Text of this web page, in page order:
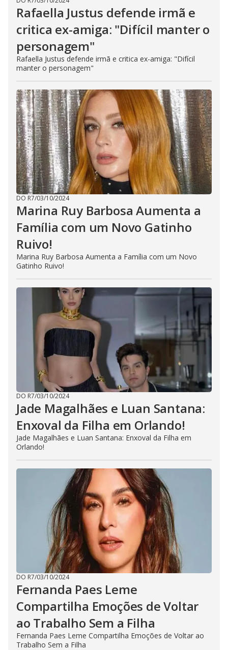
Rafaella Justus defende irmã e
critica ex-amiga: "Difícil manter o
personagem"
Rafaella Justus defende irmã e critica ex-amiga: "Difícil
manter o personagem"
DO R7/03/10/2024
Marina Ruy Barbosa Aumenta a
Família com um Novo Gatinho
Ruivo!
Marina Ruy Barbosa Aumenta a Família com um Novo
Gatinho Ruivo!
DO R7/03/10/2024
Jade Magalhães e Luan Santana:
Enxoval da Filha em Orlando!
Jade Magalhães e Luan Santana: Enxoval da Filha em
Orlando!
DO R7/03/10/2024
Fernanda Paes Leme
Compartilha Emoções de Voltar
ao Trabalho Sem a Filha
Fernanda Paes Leme Compartilha Emoções de Voltar ao
Trabalho Sem a Filha